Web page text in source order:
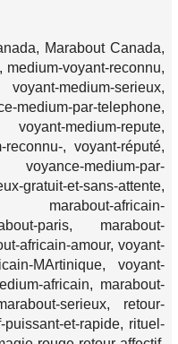
Marabout Canada,
medium-voyant-reconnu,
voyant-medium-serieux,
medium-par-telephone,
voyant-medium-repute,
, voyant-réputé,
voyance-medium-par-
et-sans-attente,
marabout-africain-
paris, marabout-
africain-amour, voyant-
MArtinique, voyant-
africain, marabout-
serieux, retour-
puissant-et-rapide, rituel-